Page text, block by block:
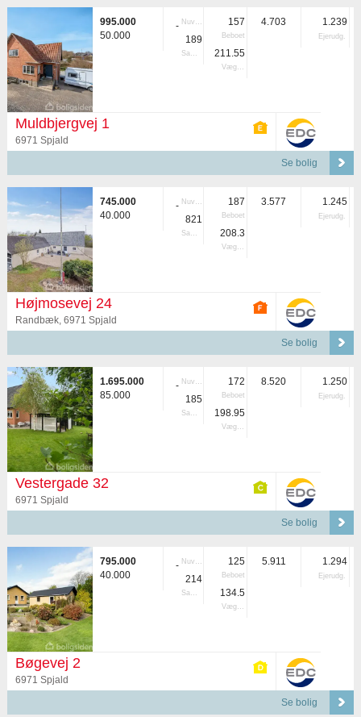
995.000
50.000
- Nuvær.
189
Samlet
157
Beboet
211.55
Vægtet
4.703 1.239
Ejerudg.
Muldbjergvej 1
6971 Spjald
Se bolig
745.000
40.000
- Nuvær.
821
Samlet
187
Beboet
208.3
Vægtet
3.577 1.245
Ejerudg.
Højmosevej 24
Randbæk, 6971 Spjald
Se bolig
1.695.000
85.000
- Nuvær.
185
Samlet
172
Beboet
198.95
Vægtet
8.520 1.250
Ejerudg.
Vestergade 32
6971 Spjald
Se bolig
795.000
40.000
- Nuvær.
214
Samlet
125
Beboet
134.5
Vægtet
5.911 1.294
Ejerudg.
Bøgevej 2
6971 Spjald
Se bolig